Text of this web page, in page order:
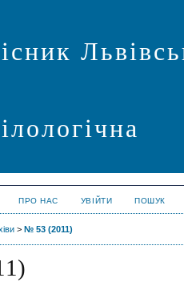
ПРО НАС УВІЙТИ ПОШУК
> № 53 (2011)